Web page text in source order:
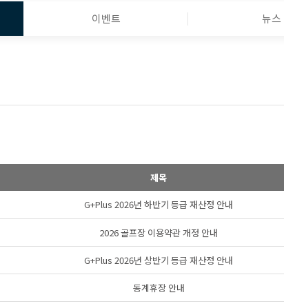
이벤트 뉴스
제목
G+Plus 2026년 하반기 등급 재산정 안내
2026 골프장 이용약관 개정 안내
G+Plus 2026년 상반기 등급 재산정 안내
동계휴장 안내